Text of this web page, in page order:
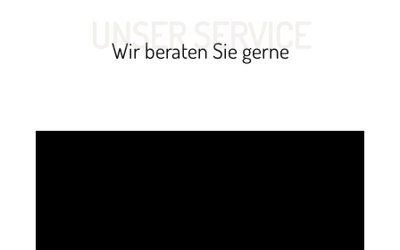
UNSER SERVICE
Wir beraten Sie gerne